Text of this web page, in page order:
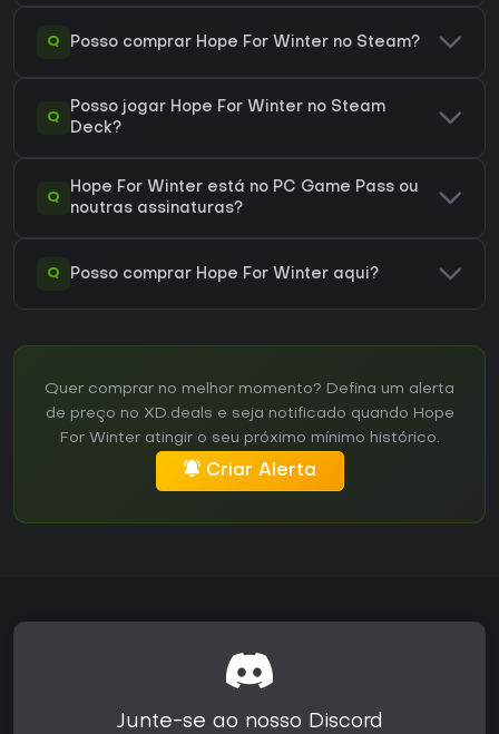
Q Posso comprar Hope For Winter no Steam?
Q
Posso jogar Hope For Winter no Steam
Deck?
Q
Hope For Winter está no PC Game Pass ou
noutras assinaturas?
Q Posso comprar Hope For Winter aqui?
Quer comprar no melhor momento? Defina um alerta
de preço no XD.deals e seja notificado quando Hope
For Winter atingir o seu próximo mínimo histórico.
Criar Alerta
Junte-se ao nosso Discord